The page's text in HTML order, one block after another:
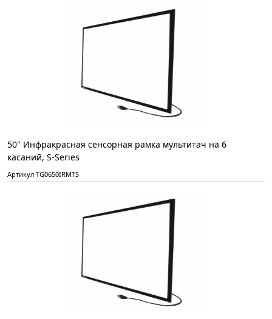
50" Инфракрасная сенсорная рамка мультитач на 6
касаний, S-Series
Артикул TG0650IRMTS